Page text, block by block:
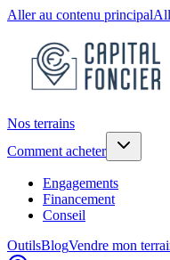
Aller au contenu principal
Nos terrains
Comment acheter
Engagements
Financement
Conseil
OutilsBlogVendre mon